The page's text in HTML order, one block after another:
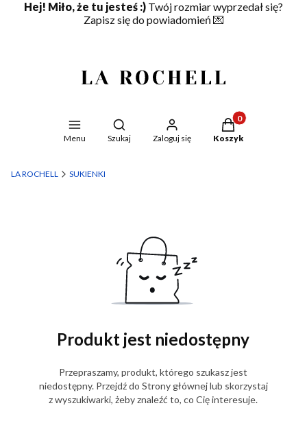
Hej! Miło, że tu jesteś :) Twój rozmiar wyprzedał się?
Zapisz się do powiadomień 💌
Menu
Otwórz wyszukiwarkę
Szukaj Zaloguj się
Produkty w
Koszyk
LA ROCHELL SUKIENKI
Produkt jest niedostępny
Przepraszamy, produkt, którego szukasz jest
niedostępny. Przejdź do Strony głównej lub skorzystaj
z wyszukiwarki, żeby znaleźć to, co Cię interesuje.